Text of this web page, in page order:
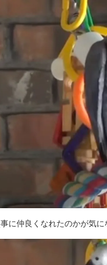
に仲良くなれたのかが気に